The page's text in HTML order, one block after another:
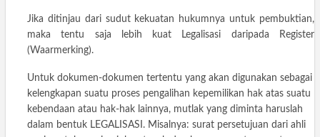
Jika ditinjau dari sudut kekuatan hukumnya untuk pembuktian,
maka tentu saja lebih kuat Legalisasi daripada Register
(Waarmerking).
Untuk dokumen-dokumen tertentu yang akan digunakan sebagai
kelengkapan suatu proses pengalihan kepemilikan hak atas suatu
kebendaan atau hak-hak lainnya, mutlak yang diminta haruslah
dalam bentuk LEGALISASI. Misalnya: surat persetujuan dari ahli